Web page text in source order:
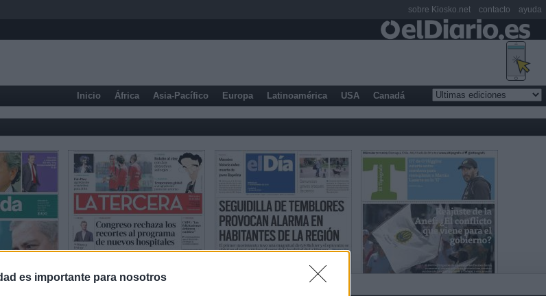
es importante para nosotros
Inicio África Asia-Pacífico Europa Latinoamérica USA Canadá
sobre Kiosko.net contacto ayuda